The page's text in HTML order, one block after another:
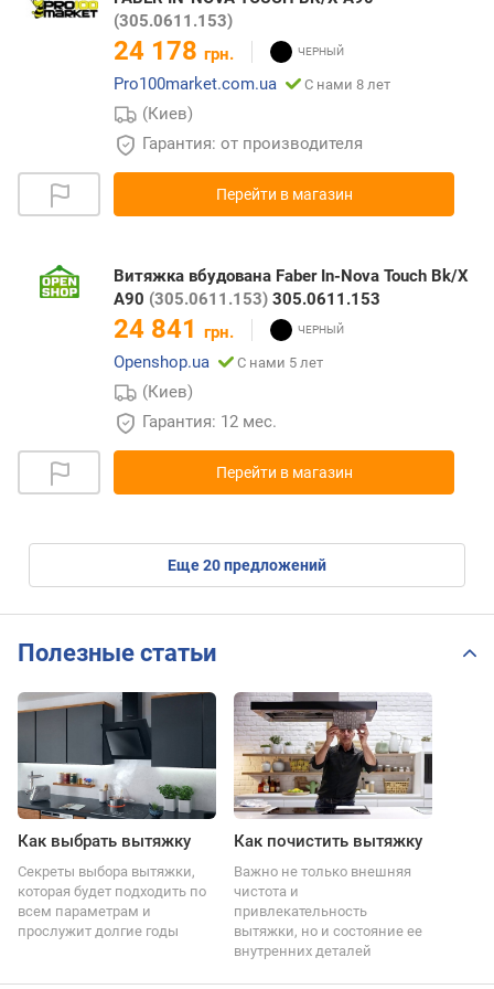
(305.0611.153)
24 178 грн.
Pro100market.com.ua
С нами 8 лет
(Киев)
Гарантия: от производителя
Перейти в магазин
Витяжка вбудована Faber In-Nova Touch Bk/X
A90 (305.0611.153) 305.0611.153
24 841 грн.
Openshop.ua
С нами 5 лет
(Киев)
Гарантия: 12 мес.
Перейти в магазин
eще20предложений
Полезные статьи
Как выбрать вытяжку
Секреты выбора вытяжки,
которая будет подходить по
всем параметрам и
прослужит долгие годы
Как почистить вытяжку
Важно не только внешняя
чистота и
привлекательность
вытяжки, но и состояние ее
внутренних деталей